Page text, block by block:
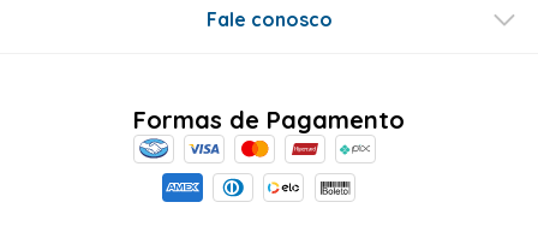
Fale conosco
Formas de Pagamento